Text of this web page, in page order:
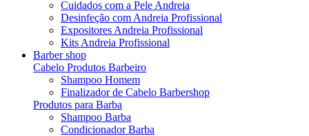
Cuidados com a Pele Andreia
Desinfeção com Andreia Profissional
Expositores Andreia Profissional
Kits Andreia Profissional
Barber shop
Cabelo Produtos Barbeiro
Shampoo Homem
Finalizador de Cabelo Barbershop
Produtos para Barba
Shampoo Barba
Condicionador Barba